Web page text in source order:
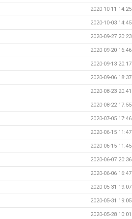
2020-10-11 14:25
2020-10-03 14:45
2020-09-27 20:23
2020-09-20 16:46
2020-09-13 20:17
2020-09-06 18:37
2020-08-23 20:41
2020-08-22 17:55
2020-07-05 17:46
2020-06-15 11:47
2020-06-15 11:45
2020-06-07 20:36
2020-06-06 16:47
2020-05-31 19:07
2020-05-31 19:05
2020-05-28 10:01